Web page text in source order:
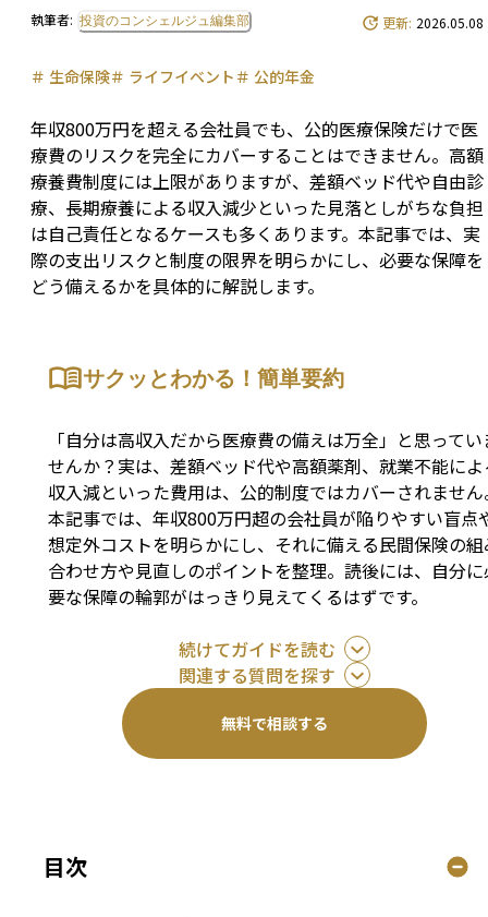
執筆者: 投資のコンシェルジュ編集部 更新: 2026.05.08
＃ 生命保険＃ ライフイベント ＃ 公的年金
年収800万円を超える会社員でも、公的医療保険だけで医
療費のリスクを完全にカバーすることはできません。高額
療養費制度には上限がありますが、差額ベッド代や自由診
療、長期療養による収入減少といった見落としがちな負担
は自己責任となるケースも多くあります。本記事では、実
際の支出リスクと制度の限界を明らかにし、必要な保障を
どう備えるかを具体的に解説します。
サクッとわかる！簡単要約
「自分は高収入だから医療費の備えは万全」と思ってい
せんか？実は、差額ベッド代や高額薬剤、就業不能に
収入減といった費用は、公的制度ではカバーされませ
本記事では、年収800万円超の会社員が陥りやすい盲点
想定外コストを明らかにし、それに備える民間保険の
合わせ方や見直しのポイントを整理。読後には、自分
要な保障の輪郭がはっきり見えてくるはずです。
続けてガイドを読む
関連する質問を探す
無料で相談する
目次